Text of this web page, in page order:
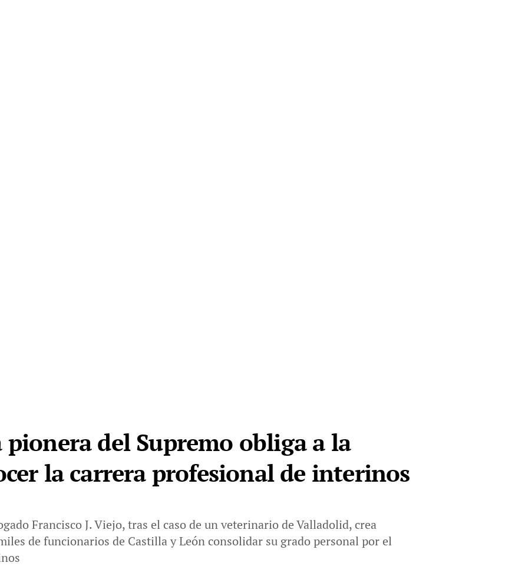
pionera del Supremo obliga a la
la carrera profesional de interinos
Francisco J. Viejo, tras el caso de un veterinario de Valladolid, crea
de funcionarios de Castilla y León consolidar su grado personal por el